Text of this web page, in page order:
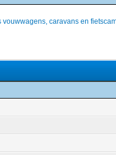
vouwwagens, caravans en